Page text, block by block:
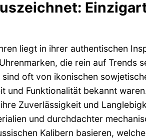
liegt in ihrer authentischen
die rein auf Trends
oft von ikonischen
und Funktionalität bekannt
Zuverlässigkeit und
und durchdachter
Kalibern basieren,